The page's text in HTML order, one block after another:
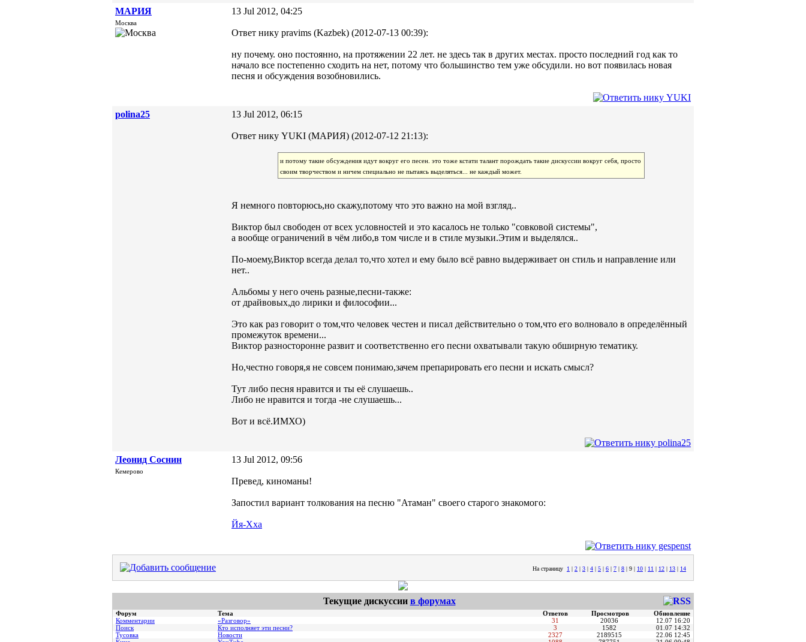
МАРИЯ
Москва
13 Jul 2012, 04:25
Ответ нику pravims (Kazbek) (2012-07-13 00:39):
ну почему. оно постоянно, на протяжении 22 лет. не здесь так в других местах. просто последний год как то
начало все постепенно сходить на нет, потому что большинство тем уже обсудили. но вот появилась новая
песня и обсуждения возобновились.
polina25 13 Jul 2012, 06:15
Ответ нику YUKI (МАРИЯ) (2012-07-12 21:13):
и потому такие обсуждения идут вокруг его песен. это тоже кстати талант порождать такие дискуссии вокруг себя, просто
своим творчеством и ничем специально не пытаясь выделяться... не каждый может.
Я немного повторюсь,но скажу,потому что это важно на мой взгляд..
Виктор был свободен от всех условностей и это касалось не только "совковой системы",
а вообще ограничений в чём либо,в том числе и в стиле музыки.Этим и выделялся..
По-моему,Виктор всегда делал то,что хотел и ему было всё равно выдерживает он стиль и направление или
нет..
Альбомы у него очень разные,песни-также:
от драйвовых,до лирики и философии...
Это как раз говорит о том,что человек честен и писал действительно о том,что его волновало в определённый
промежуток времени...
Виктор разносторонне развит и соответственно его песни охватывали такую обширную тематику.
Но,честно говоря,я не совсем понимаю,зачем препарировать его песни и искать смысл?
Тут либо песня нравится и ты её слушаешь..
Либо не нравится и тогда -не слушаешь...
Вот и всё.ИМХО)
Леонид Соснин
Кемерово
13 Jul 2012, 09:56
Превед, киноманы!
Запостил вариант толкования на песню "Атаман" своего старого знакомого:
Йя-Хха
На страницу 1 | 2 | 3 | 4 | 5 | 6 | 7 | 8 | 9 | 10 | 11 | 12 | 13 | 14
Текущие дискуссии в форумах
Форум Тема Ответов Просмотров
Обновление
Комментарии
«Разговор» 31 20036
12.07 16:20
Поиск
Кто исполняет эти песни? 3 1582
01.07 14:32
Тусовка
Новости 2327 2189515
22.06 12:45